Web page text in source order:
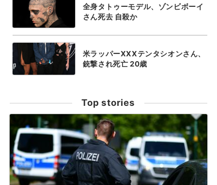
全身タトゥーモデル、ゾンビボーイ
さん死去 自殺か
米ラッパーXXXテンタシオンさん、
銃撃され死亡 20歳
Top stories